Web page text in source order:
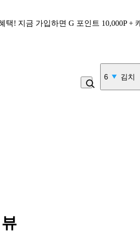
택! 지금 가입하면 G 포인트 10,000P +
6 김치